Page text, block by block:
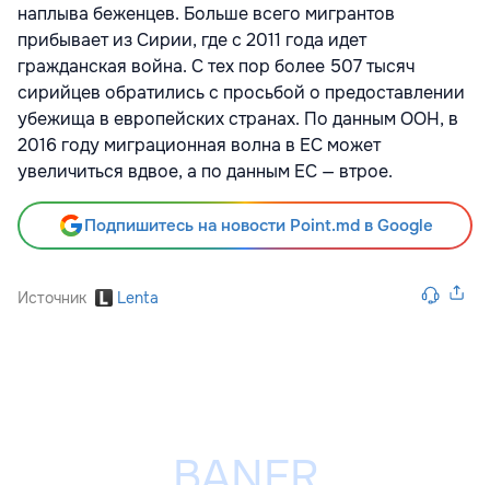
наплыва беженцев. Больше всего мигрантов
прибывает из Сирии, где с 2011 года идет
гражданская война. С тех пор более 507 тысяч
сирийцев обратились с просьбой о предоставлении
убежища в европейских странах. По данным ООН, в
2016 году миграционная волна в ЕС может
увеличиться вдвое, а по данным ЕС — втрое.
Подпишитесь на новости Point.md в Google
Источник Lenta